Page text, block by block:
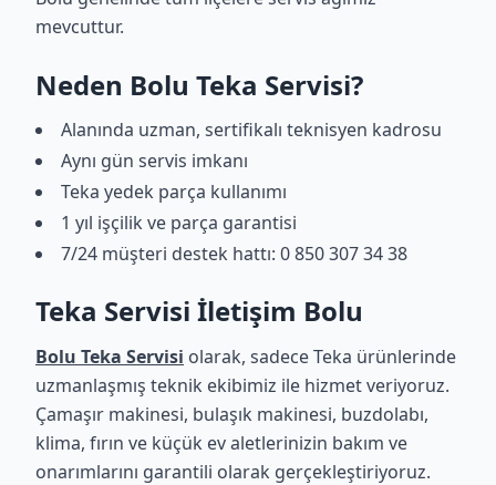
mevcuttur.
Neden Bolu Teka Servisi?
Alanında uzman, sertifikalı teknisyen kadrosu
Aynı gün servis imkanı
Teka yedek parça kullanımı
1 yıl işçilik ve parça garantisi
7/24 müşteri destek hattı: 0 850 307 34 38
Teka Servisi İletişim Bolu
Bolu Teka Servisi olarak, sadece Teka ürünlerinde
uzmanlaşmış teknik ekibimiz ile hizmet veriyoruz.
Çamaşır makinesi, bulaşık makinesi, buzdolabı,
klima, fırın ve küçük ev aletlerinizin bakım ve
onarımlarını garantili olarak gerçekleştiriyoruz.